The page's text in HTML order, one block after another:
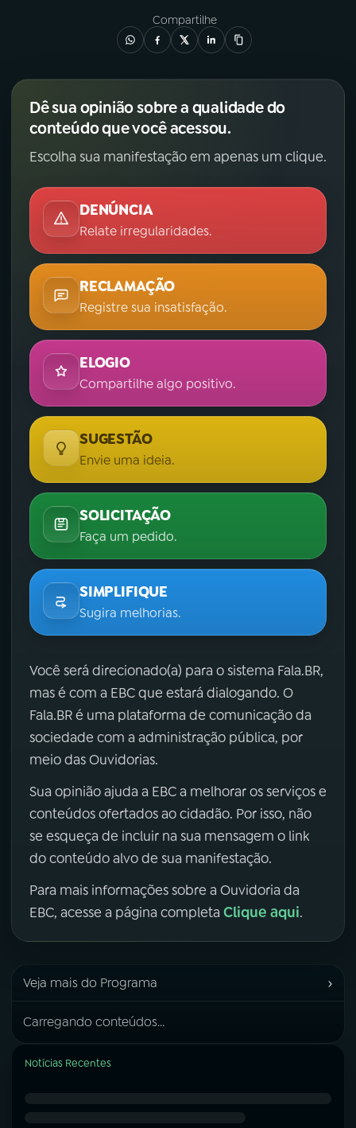
Compartilhe
Dê sua opinião sobre a qualidade do
conteúdo que você acessou.
Escolha sua manifestação em apenas um clique.
DENÚNCIA
Relate irregularidades.
RECLAMAÇÃO
Registre sua insatisfação.
ELOGIO
Compartilhe algo positivo.
SUGESTÃO
Envie uma ideia.
SOLICITAÇÃO
Faça um pedido.
SIMPLIFIQUE
Sugira melhorias.
Você será direcionado(a) para o sistema Fala.BR,
mas é com a EBC que estará dialogando. O
Fala.BR é uma plataforma de comunicação da
sociedade com a administração pública, por
meio das Ouvidorias.
Sua opinião ajuda a EBC a melhorar os serviços e
conteúdos ofertados ao cidadão. Por isso, não
se esqueça de incluir na sua mensagem o link
do conteúdo alvo de sua manifestação.
Para mais informações sobre a Ouvidoria da
EBC, acesse a página completa Clique aqui.
Veja mais do Programa ›
Carregando conteúdos...
Notícias Recentes